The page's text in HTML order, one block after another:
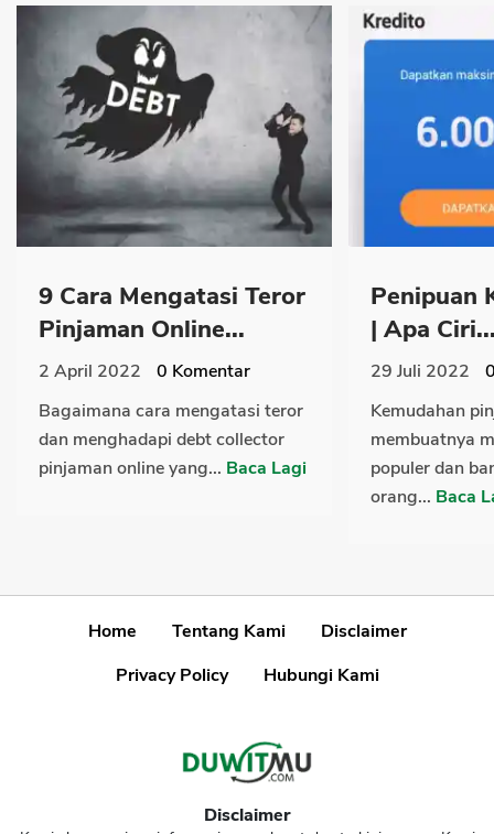
9 Cara Mengatasi Teror
Pinjaman Online...
2 April 2022 0 Komentar
Bagaimana cara mengatasi teror
dan menghadapi debt collector
pinjaman online yang... Baca Lagi
Penipuan
| Apa
29 Juli 2022
Kemudahan
membuatnya
populer dan
orang... Baca
Home Tentang Kami
Disclaimer
Privacy Policy
Hubungi Kami
Disclaimer